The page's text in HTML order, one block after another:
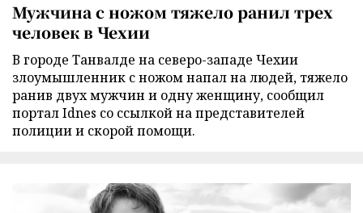
Мужчина с ножом тяжело ранил трех
человек в Чехии
В городе Танвалде на северо-западе Чехии
злоумышленник с ножом напал на людей, тяжело
ранив двух мужчин и одну женщину, сообщил
портал Idnes со ссылкой на представителей
полиции и скорой помощи.